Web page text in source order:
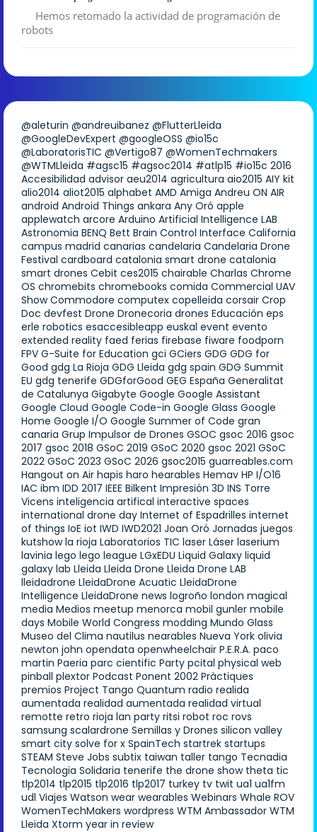
Hemos retomado la actividad de programación de
robots
@aleturin @andreuibanez @FlutterLleida
@GoogleDevExpert @googleOSS @io15c
@LaboratorisTIC @Vertigo87 @WomenTechmakers
@WTMLleida #agsc15 #agsoc2014 #atlp15 #io15c 2016
Accesibilidad advisor aeu2014 agricultura aio2015 AIY kit
alio2014 aliot2015 alphabet AMD Amiga Andreu ON AIR
android Android Things ankara Any Oró apple
applewatch arcore Arduino Artificial Intelligence LAB
Astronomia BENQ Bett Brain Control Interface California
campus madrid canarias candelaria Candelaria Drone
Festival cardboard catalonia smart drone catalonia
smart drones Cebit ces2015 chairable Charlas Chrome
OS chromebits chromebooks comida Commercial UAV
Show Commodore computex copelleida corsair Crop
Doc devfest Drone Dronecoria drones Educación eps
erle robotics esaccesibleapp euskal event evento
extended reality faed ferias firebase fiware foodporn
FPV G-Suite for Education gci GCiers GDG GDG for
Good gdg La Rioja GDG Lleida gdg spain GDG Summit
EU gdg tenerife GDGforGood GEG España Generalitat
de Catalunya Gigabyte Google Google Assistant
Google Cloud Google Code-in Google Glass Google
Home Google I/O Google Summer of Code gran
canaria Grup Impulsor de Drones GSOC gsoc 2016 gsoc
2017 gsoc 2018 GSoC 2019 GSoC 2020 gsoc 2021 GSoC
2022 GSoC 2023 GSoC 2026 gsoc2015 guarreables.com
Hangout on Air hapis haro hearables Hemav HP I/O16
IAC ibm IDD 2017 IEEE Bilkent Impresión 3D INS Torre
Vicens inteligencia artifical interactive spaces
international drone day Internet of Espadrilles internet
of things IoE iot IWD IWD2021 Joan Oró Jornadas juegos
kutshow la rioja Laboratorios TIC laser Láser laserium
lavinia lego lego league LGxEDU Liquid Galaxy liquid
galaxy lab Lleida Lleida Drone Lleida Drone LAB
lleidadrone LleidaDrone Acuatic LleidaDrone
Intelligence LleidaDrone news logroño london magical
media Medios meetup menorca mobil gunler mobile
days Mobile World Congress modding Mundo Glass
Museo del Clima nautilus nearables Nueva York olivia
newton john opendata openwheelchair P.E.R.A. paco
martin Paeria parc cientific Party pcital physical web
pinball plextor Podcast Ponent 2002 Pràctiques
premios Project Tango Quantum radio realida
aumentada realidad aumentada realidad virtual
remotte retro rioja lan party ritsi robot roc rovs
samsung scalardrone Semillas y Drones silicon valley
smart city solve for x SpainTech startrek startups
STEAM Steve Jobs subtix taiwan taller tango Tecnadia
Tecnologia Solidaria tenerife the drone show theta tic
tlp2014 tlp2015 tlp2016 tlp2017 turkey tv twit ua1 ua1fm
udl Viajes Watson wear wearables Webinars Whale ROV
WomenTechMakers wordpress WTM Ambassador WTM
Lleida Xtorm year in review